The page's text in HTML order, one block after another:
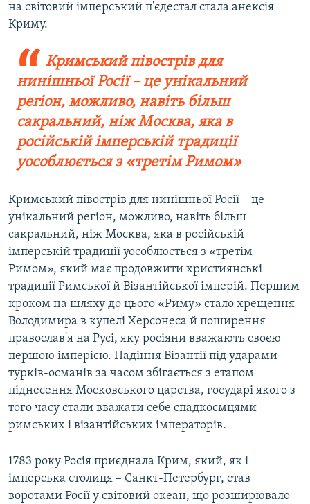
на світовий імперський п'єдестал стала анексія
Криму.
Кримський півострів для
нинішньої Росії – це унікальний
регіон, можливо, навіть більш
сакральний, ніж Москва, яка в
російській імперській традиції
уособлюється з «третім Римом»
Кримський півострів для нинішньої Росії – це
унікальний регіон, можливо, навіть більш
сакральний, ніж Москва, яка в російській
імперській традиції уособлюється з «третім
Римом», який має продовжити християнські
традиції Римської й Візантійської імперій. Першим
кроком на шляху до цього «Риму» стало хрещення
Володимира в купелі Херсонеса й поширення
православ'я на Русі, яку росіяни вважають своєю
першою імперією. Падіння Візантії під ударами
турків-османів за часом збігається з етапом
піднесення Московського царства, государі якого з
того часу стали вважати себе спадкоємцями
римських і візантійських імператорів.
1783 року Росія приєднала Крим, який, як і
імперська столиця – Санкт-Петербург, став
воротами Росії у світовий океан, що розширювало